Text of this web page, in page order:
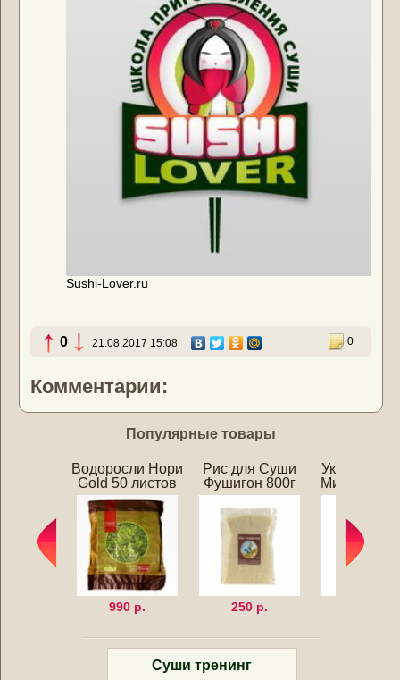
Sushi-Lover.ru
0 21.08.2017 15:08 0
Комментарии:
Популярные товары
Водоросли Нори
Gold 50 листов
990 р.
Рис для Суши
Фушигон 800г
250 р.
Уксус для
Мицукан
Суши тренинг